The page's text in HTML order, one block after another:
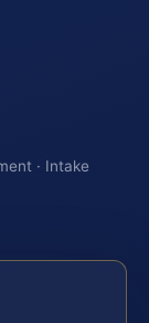
· Intake